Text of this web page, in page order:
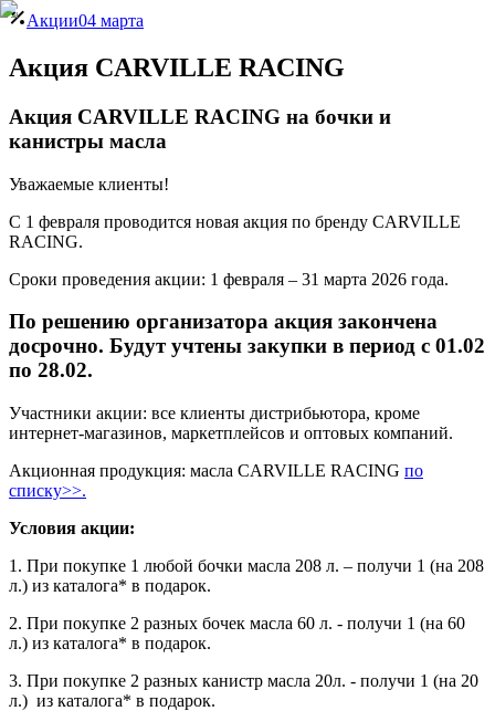
Акции04 марта
Акция CARVILLE RACING
Акция CARVILLE RACING на бочки и
канистры масла
Уважаемые клиенты!
C 1 февраля проводится новая акция по бренду CARVILLE
RACING.
Сроки проведения акции: 1 февраля – 31 марта 2026 года.
По решению организатора акция закончена
досрочно. Будут учтены закупки в период с 01.02
по 28.02.
Участники акции: все клиенты дистрибьютора, кроме
интернет-магазинов, маркетплейсов и оптовых компаний.
Акционная продукция: масла CARVILLE RACING по
списку>>.
Условия акции:
1. При покупке 1 любой бочки масла 208 л. – получи 1 (на 208
л.) из каталога* в подарок.
2. При покупке 2 разных бочек масла 60 л. - получи 1 (на 60
л.) из каталога* в подарок.
3. При покупке 2 разных канистр масла 20л. - получи 1 (на 20
л.) из каталога* в подарок.